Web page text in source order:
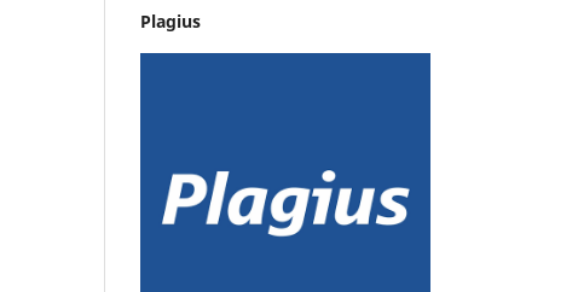
Plagius